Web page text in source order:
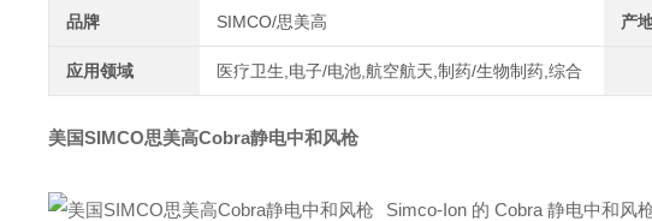
品牌 SIMCO/思美高 产
应用领域 医疗卫生,电子/电池,航空航天,制药/生物制药,综合
美国SIMCO思美高Cobra静电中和风枪
Simco-Ion 的 Cobra 静电中和风